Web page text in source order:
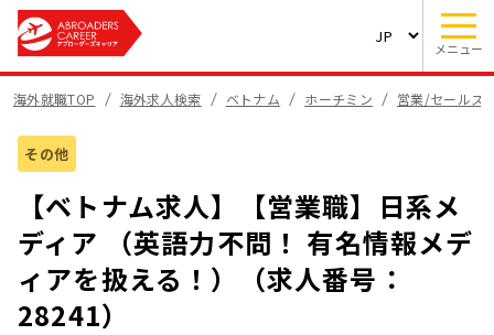
メニュー
海外就職TOP 海外求人検索 ベトナム ホーチミン 営業/セールス
その他
【ベトナム求人】【営業職】日系メ
ディア （英語力不問！ 有名情報メデ
ィアを扱える！）（求人番号：
28241）